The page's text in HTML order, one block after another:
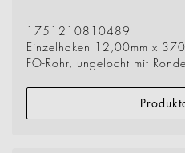
1751210810489
Einzelhaken 12,00mm x
FO-Rohr, ungelocht mit